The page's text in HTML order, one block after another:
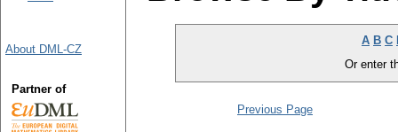
A B C
Or enter
Previous Page
About DML-CZ
Partner of